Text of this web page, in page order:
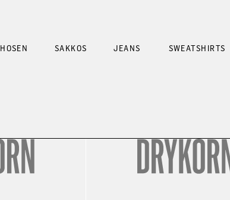
HOSEN SAKKOS JEANS SWEATSHIRTS